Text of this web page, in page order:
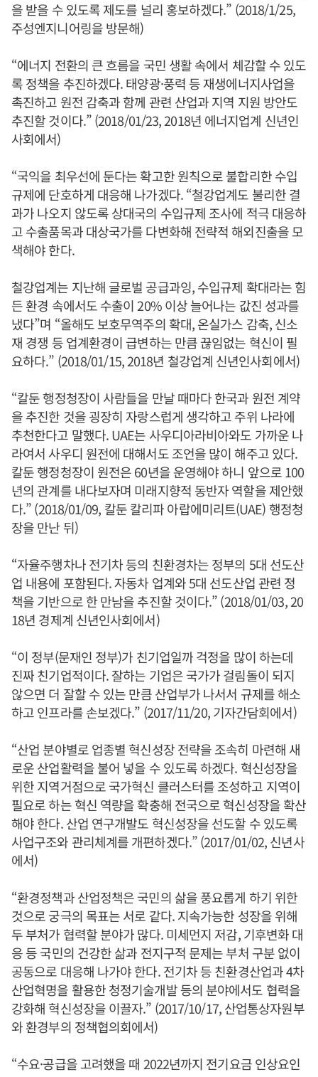
을 받을 수 있도록 제도를 널리 홍보하겠다.” (2018/1/25,
주성엔지니어링을 방문해)
“에너지 전환의 큰 흐름을 국민 생활 속에서 체감할 수 있도
록 정책을 추진하겠다. 태양광·풍력 등 재생에너지사업을
촉진하고 원전 감축과 함께 관련 산업과 지역 지원 방안도
추진할 것이다.” (2018/01/23, 2018년 에너지업계 신년인
사회에서)
“국익을 최우선에 둔다는 확고한 원칙으로 불합리한 수입
규제에 단호하게 대응해 나가겠다. “철강업계도 불리한 결
과가 나오지 않도록 상대국의 수입규제 조사에 적극 대응하
고 수출품목과 대상국가를 다변화해 전략적 해외진출을 모
색해야 한다.
철강업계는 지난해 글로벌 공급과잉, 수입규제 확대라는 힘
든 환경 속에서도 수출이 20% 이상 늘어나는 값진 성과를
냈다”며 “올해도 보호무역주의 확대, 온실가스 감축, 신소
재 경쟁 등 업계환경이 급변하는 만큼 끊임없는 혁신이 필
요하다.” (2018/01/15, 2018년 철강업계 신년인사회에서)
“칼둔 행정청장이 사람들을 만날 때마다 한국과 원전 계약
을 추진한 것을 굉장히 자랑스럽게 생각하고 주위 나라에
추천한다고 말했다. UAE는 사우디아라비아와도 가까운 나
라여서 사우디 원전에 대해서도 조언을 많이 해주고 있다.
칼둔 행정청장이 원전은 60년을 운영해야 하니 앞으로 100
년의 관계를 내다보자며 미래지향적 동반자 역할을 제안했
다.” (2018/01/09, 칼둔 칼리파 아랍에미리트(UAE) 행정청
장을 만난 뒤)
“자율주행차나 전기차 등의 친환경차는 정부의 5대 선도산
업 내용에 포함된다. 자동차 업계와 5대 선도산업 관련 정
책을 기반으로 한 만남을 추진할 것이다.” (2018/01/03, 20
18년 경제계 신년인사회에서)
“이 정부(문재인 정부)가 친기업일까 걱정을 많이 하는데
진짜 친기업적이다. 잘하는 기업은 국가가 걸림돌이 되지
않으면 더 잘할 수 있는 만큼 산업부가 나서서 규제를 해소
하고 인프라를 손보겠다.” (2017/11/20, 기자간담회에서)
“산업 분야별로 업종별 혁신성장 전략을 조속히 마련해 새
로운 산업활력을 불어 넣을 수 있도록 하겠다. 혁신성장을
위한 지역거점으로 국가혁신 클러스터를 조성하고 지역이
필요로 하는 혁신 역량을 확충해 전국으로 혁신성장을 확산
해야 한다. 산업 연구개발도 혁신성장을 선도할 수 있도록
사업구조와 관리체계를 개편하겠다.” (2017/01/02, 신년사
에서)
“환경정책과 산업정책은 국민의 삶을 풍요롭게 하기 위한
것으로 궁극의 목표는 서로 같다. 지속가능한 성장을 위해
두 부처가 협력할 분야가 많다. 미세먼지 저감, 기후변화 대
응 등 국민의 건강한 삶과 전지구적 문제는 부처 구분 없이
공동으로 대응해 나가야 한다. 전기차 등 친환경산업과 4차
산업혁명을 활용한 청정기술개발 등의 분야에서도 협력을
강화해 혁신성장을 이끌자.” (2017/10/17, 산업통상자원부
와 환경부의 정책협의회에서)
“수요·공급을 고려했을 때 2022년까지 전기요금 인상요인